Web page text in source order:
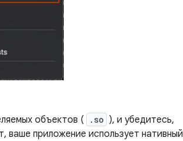
объектов ( .so ), и убедитесь,
ваше приложение использует нативный